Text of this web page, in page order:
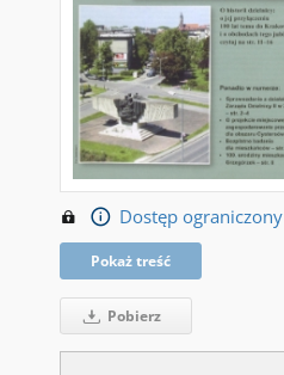
Dostęp ograniczony
Pokaż treść
Pobierz